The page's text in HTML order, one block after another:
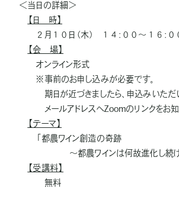
＜当日の詳細＞
【日 時】
２月１０日（木） １４：００～１６：０
【会 場】
オンライン形式
※事前のお申し込みが必要です。
期日が近づきましたら、申込みいただ
メールアドレスへZoomのリンクをお知ら
【テーマ】
「都農ワイン創造の奇跡
～都農ワインは何故進化し続ける
【受講料】
無料